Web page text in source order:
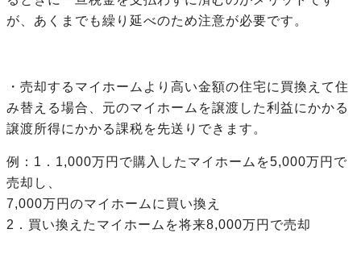
が、あくまでも繰り延べのため注意が必要です。
・売却するマイホームより高い金額の住宅に買換えて住
み替える場合、元のマイホームを譲渡した利益にかかる
譲渡所得にかかる課税を先送りできます。
例：1．1,000万円で購入したマイホームを5,000万円で
売却し、
7,000万円のマイホームに買い換え
2．買い換えたマイホームを将来8,000万円で売却